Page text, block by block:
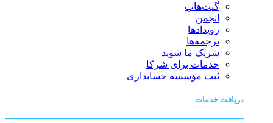
گیت‌هاب
انجمن
رویدادها
ترجمه‌ها
شریک ما شوید
خدمات برای شرکا
ثبت مؤسسه حسابداری
دریافت خدمات